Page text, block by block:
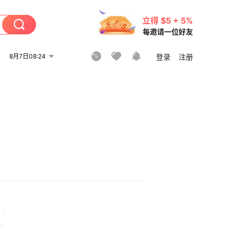
立得 $5 + 5%
每邀请一位好友
8月7日08:24 登录 注册